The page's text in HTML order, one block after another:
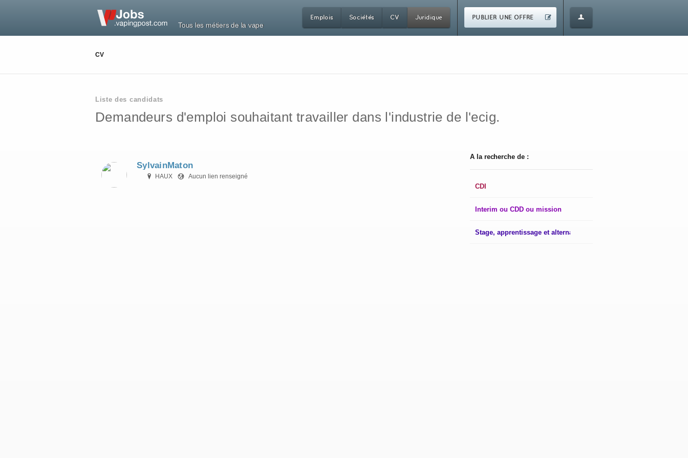
Tous les métiers de la vape
Emplois Sociétés CV Juridique PUBLIER UNE OFFRE
CV
Liste des candidats
Demandeurs d'emploi souhaitant travailler dans l'industrie de l'ecig.
SylvainMaton
HAUX Aucun lien renseigné
A la recherche de :
CDI
Interim ou CDD ou mission
Stage, apprentissage et alternance